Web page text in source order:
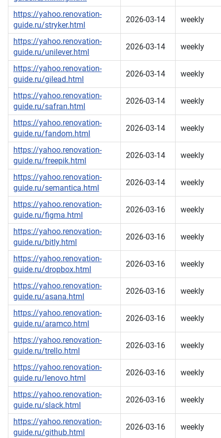
https://yahoo.renovation-
guide.ru/stryker.html
2026-03-14 weekly
https://yahoo.renovation-
guide.ru/unilever.html
2026-03-14 weekly
https://yahoo.renovation-
guide.ru/gilead.html
2026-03-14 weekly
https://yahoo.renovation-
guide.ru/safran.html
2026-03-14 weekly
https://yahoo.renovation-
guide.ru/fandom.html
2026-03-14 weekly
https://yahoo.renovation-
guide.ru/freepik.html
2026-03-14 weekly
https://yahoo.renovation-
guide.ru/semantica.html
2026-03-14 weekly
https://yahoo.renovation-
guide.ru/figma.html
2026-03-16 weekly
https://yahoo.renovation-
guide.ru/bitly.html
2026-03-16 weekly
https://yahoo.renovation-
guide.ru/dropbox.html
2026-03-16 weekly
https://yahoo.renovation-
guide.ru/asana.html
2026-03-16 weekly
https://yahoo.renovation-
guide.ru/aramco.html
2026-03-16 weekly
https://yahoo.renovation-
guide.ru/trello.html
2026-03-16 weekly
https://yahoo.renovation-
guide.ru/lenovo.html
2026-03-16 weekly
https://yahoo.renovation-
guide.ru/slack.html
2026-03-16 weekly
https://yahoo.renovation-
guide.ru/github.html
2026-03-16 weekly